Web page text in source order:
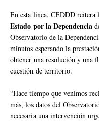
En esta línea, CEDDD reitera
Estado por la Dependencia
Observatorio de la
minutos esperando la
obtener una resolución y una
cuestión de territorio.
“Hace tiempo que venimos
más, los datos del
necesaria una intervención